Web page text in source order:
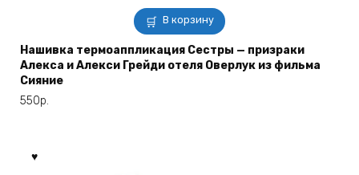
В корзину
Нашивка термоаппликация Сестры — призраки
Алекса и Алекси Грейди отеля Оверлук из фильма
Сияние
550р.